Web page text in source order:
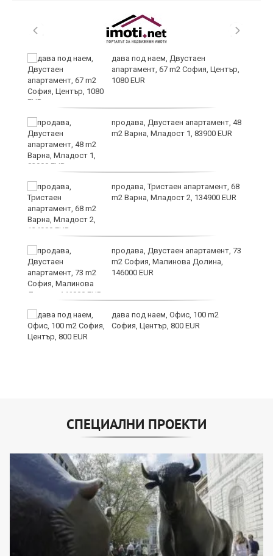
дава под наем, Двустаен
апартамент, 67 m2 София, Център,
1080 EUR
продава, Двустаен апартамент, 48
m2 Варна, Младост 1, 83900 EUR
продава, Тристаен апартамент, 68
m2 Варна, Младост 2, 134900 EUR
продава, Двустаен апартамент, 73
m2 София, Малинова Долина,
146000 EUR
дава под наем, Офис, 100 m2
София, Център, 800 EUR
СПЕЦИАЛНИ ПРОЕКТИ